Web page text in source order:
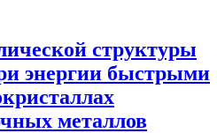
структуры
энергии быстрыми
металлов